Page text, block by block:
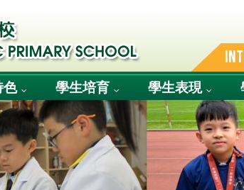
色 學生培育 學生表現